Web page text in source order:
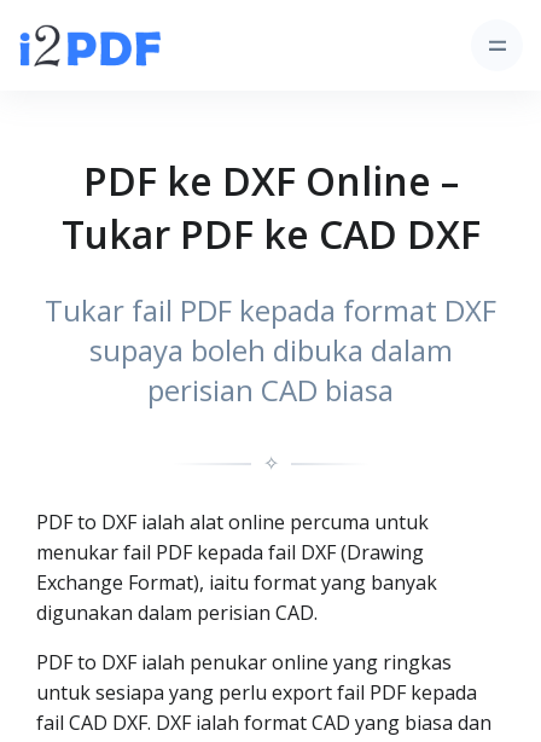
PDF ke DXF Online –
Tukar PDF ke CAD DXF
Tukar fail PDF kepada format DXF
supaya boleh dibuka dalam
perisian CAD biasa
✧
PDF to DXF ialah alat online percuma untuk
menukar fail PDF kepada fail DXF (Drawing
Exchange Format), iaitu format yang banyak
digunakan dalam perisian CAD.
PDF to DXF ialah penukar online yang ringkas
untuk sesiapa yang perlu export fail PDF kepada
fail CAD DXF. DXF ialah format CAD yang biasa dan